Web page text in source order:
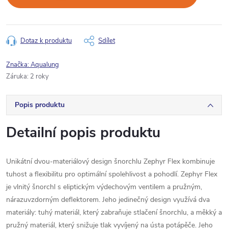
Dotaz k produktu Sdílet
Značka:Aqualung
Záruka: 2 roky
Popis produktu
Detailní popis produktu
Unikátní dvou-materiálový design šnorchlu Zephyr Flex kombinuje
tuhost a flexibilitu pro optimální spolehlivost a pohodlí. Zephyr Flex
je vlnitý šnorchl s eliptickým výdechovým ventilem a pružným,
nárazuvzdorným deflektorem. Jeho jedinečný design využívá dva
materiály: tuhý materiál, který zabraňuje stlačení šnorchlu, a měkký a
pružný materiál, který snižuje tlak vyvíjený na ústa potápěče. Jeho